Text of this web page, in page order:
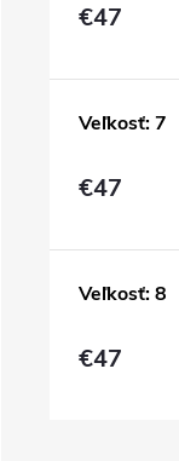
€47
Veľkosť: 7
€47
Veľkosť: 8
€47